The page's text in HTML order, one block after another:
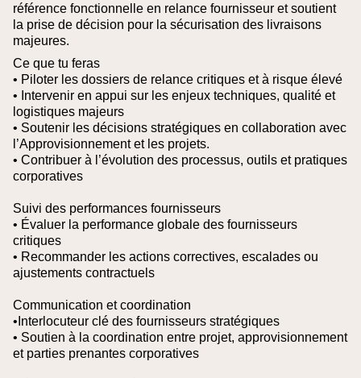
référence fonctionnelle en relance fournisseur et soutient
la prise de décision pour la sécurisation des livraisons
majeures.
Ce que tu feras
• Piloter les dossiers de relance critiques et à risque élevé
• Intervenir en appui sur les enjeux techniques, qualité et
logistiques majeurs
• Soutenir les décisions stratégiques en collaboration avec
l’Approvisionnement et les projets.
• Contribuer à l’évolution des processus, outils et pratiques
corporatives
Suivi des performances fournisseurs
• Évaluer la performance globale des fournisseurs
critiques
• Recommander les actions correctives, escalades ou
ajustements contractuels
Communication et coordination
•Interlocuteur clé des fournisseurs stratégiques
• Soutien à la coordination entre projet, approvisionnement
et parties prenantes corporatives